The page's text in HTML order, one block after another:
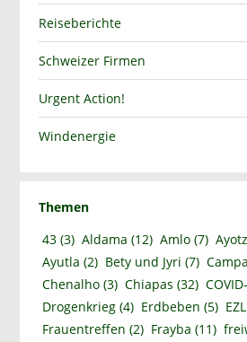
Reiseberichte
Schweizer Firmen
Urgent Action!
Windenergie
Themen
43(3) Aldama (12) Amlo(7)
Ayutla (2) Bety und Jyri (7)
Chenalho(3) Chiapas (32)
Drogenkrieg(4) Erdbeben (5)
Frauentreffen (2) Frayba (11)